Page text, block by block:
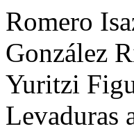
Romero
González
Yuritzi
Levaduras